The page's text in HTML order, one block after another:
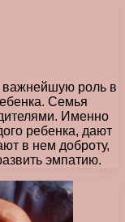
роль в
Семья
Именно
ребенка, дают
в нем доброту,
эмпатию.